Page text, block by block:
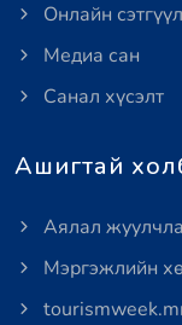
Онлайн сэтгүүл
Медиа сан
Санал хүсэлт
Ашигтай
Аялал
Мэргэжлийн